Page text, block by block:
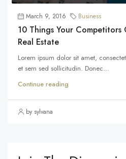
March 9, 2016 Business
10 Things Your Competitors
Real Estate
Lorem ipsum dolor sit amet,
et sem sed sollicitudin. Donec...
Continue reading
by sylvana